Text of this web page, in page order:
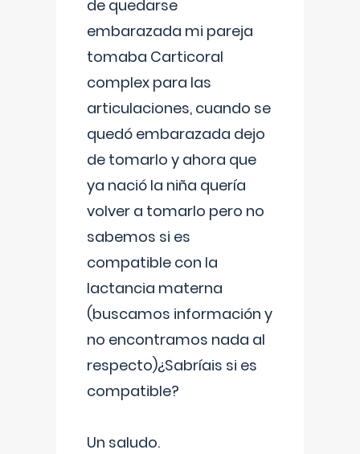
de quedarse
embarazada mi pareja
tomaba Carticoral
complex para las
articulaciones, cuando se
quedó embarazada dejo
de tomarlo y ahora que
ya nació la niña quería
volver a tomarlo pero no
sabemos si es
compatible con la
lactancia materna
(buscamos información y
no encontramos nada al
respecto)¿Sabríais si es
compatible?
Un saludo.